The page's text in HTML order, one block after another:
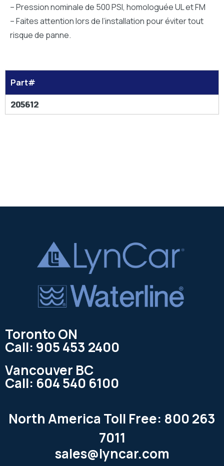
– Pression nominale de 500 PSI, homologuée UL et FM
– Faites attention lors de l’installation pour éviter tout
risque de panne.
Part#
205612
Toronto ON
Call: 905 453 2400
Vancouver BC
Call: 604 540 6100
North America Toll Free: 800 263
7011
sales@lyncar.com